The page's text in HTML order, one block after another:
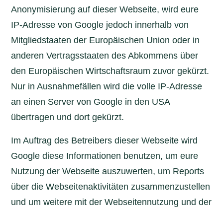
Anonymisierung auf dieser Webseite, wird eure
IP-Adresse von Google jedoch innerhalb von
Mitgliedstaaten der Europäischen Union oder in
anderen Vertragsstaaten des Abkommens über
den Europäischen Wirtschaftsraum zuvor gekürzt.
Nur in Ausnahmefällen wird die volle IP-Adresse
an einen Server von Google in den USA
übertragen und dort gekürzt.
Im Auftrag des Betreibers dieser Webseite wird
Google diese Informationen benutzen, um eure
Nutzung der Webseite auszuwerten, um Reports
über die Webseitenaktivitäten zusammenzustellen
und um weitere mit der Webseitennutzung und der